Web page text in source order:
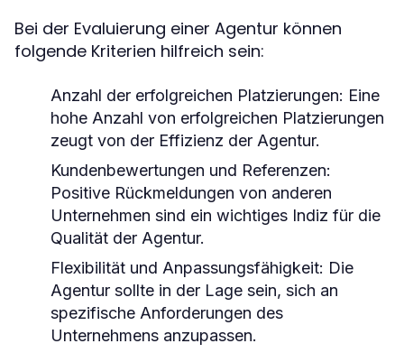
Bei der Evaluierung einer Agentur können
folgende Kriterien hilfreich sein:
Anzahl der erfolgreichen Platzierungen: Eine
hohe Anzahl von erfolgreichen Platzierungen
zeugt von der Effizienz der Agentur.
Kundenbewertungen und Referenzen:
Positive Rückmeldungen von anderen
Unternehmen sind ein wichtiges Indiz für die
Qualität der Agentur.
Flexibilität und Anpassungsfähigkeit: Die
Agentur sollte in der Lage sein, sich an
spezifische Anforderungen des
Unternehmens anzupassen.